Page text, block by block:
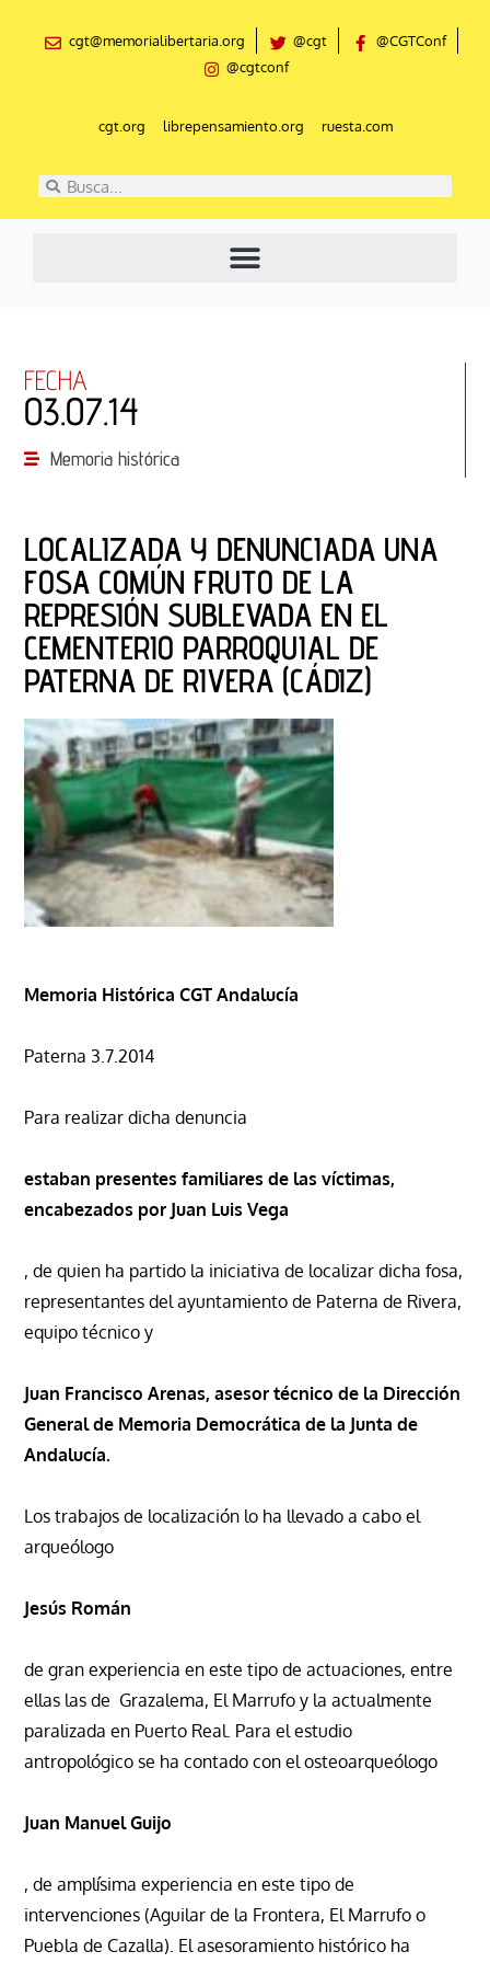
cgt@memorialibertaria.org @cgt
@CGTConf
@cgtconf
cgt.org librepensamiento.org ruesta.com
Buscar
Buscar
FECHA
03.07.14
Memoria histórica
LOCALIZADA Y DENUNCIADA UNA
FOSA COMÚN FRUTO DE LA
REPRESIÓN SUBLEVADA EN EL
CEMENTERIO PARROQUIAL DE
PATERNA DE RIVERA (CÁDIZ)
Memoria Histórica CGT Andalucía
Paterna 3.7.2014
Para realizar dicha denuncia
estaban presentes familiares de las víctimas,
encabezados por Juan Luis Vega
, de quien ha partido la iniciativa de localizar dicha fosa,
representantes del ayuntamiento de Paterna de Rivera,
equipo técnico y
Juan Francisco Arenas, asesor técnico de la Dirección
General de Memoria Democrática de la Junta de
Andalucía.
Los trabajos de localización lo ha llevado a cabo el
arqueólogo
Jesús Román
de gran experiencia en este tipo de actuaciones, entre
ellas las de Grazalema, El Marrufo y la actualmente
paralizada en Puerto Real. Para el estudio
antropológico se ha contado con el osteoarqueólogo
Juan Manuel Guijo
, de amplísima experiencia en este tipo de
intervenciones (Aguilar de la Frontera, El Marrufo o
Puebla de Cazalla). El asesoramiento histórico ha